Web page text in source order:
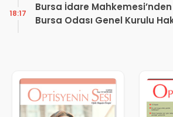
Bursa İdare
Bursa Odası Genel Kurulu
18:17